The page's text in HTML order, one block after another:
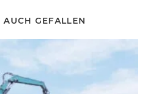
GEFALLEN